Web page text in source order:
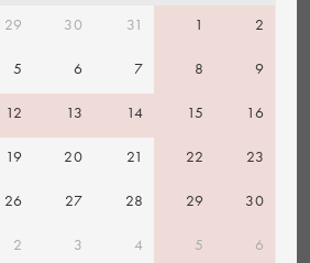
29 30 31 1 2
5 6 7 8 9
12 13 14 15 16
19 20 21 22 23
26 27 28 29 30
2 3 4 5 6